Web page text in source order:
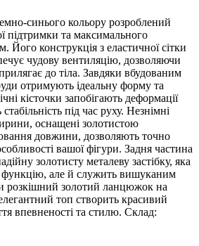
синього кольору розроблений
підтримки та максимального
конструкція з еластичної сітки
чудову вентиляцію, дозволяючи
до тіла. Завдяки вбудованим
отримують ідеальну форму та
кісточки запобігають деформації
під час руху. Незнімні
оснащені золотистою
довжини, дозволяють точно
вашої фігури. Задня частина
золотисту металеву застібку, яка
але й служить вишуканим
золотий ланцюжок на
топ створить красивий
впевненості та стилю. Склад: